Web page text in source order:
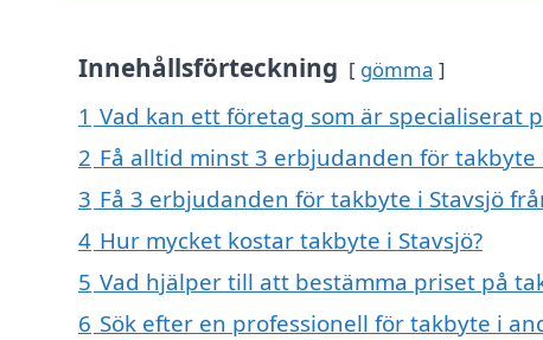
Innehållsförteckning gömma
1 Vad kan ett företag som är specialiserat
2 Få alltid minst 3 erbjudanden för takbyte
3 Få 3 erbjudanden för takbyte i Stavsjö
4 Hur mycket kostar takbyte i Stavsjö?
5 Vad hjälper till att bestämma priset på
6 Sök efter en professionell för takbyte i